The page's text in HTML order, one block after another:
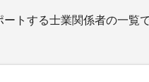
トする士業関係者の一覧で